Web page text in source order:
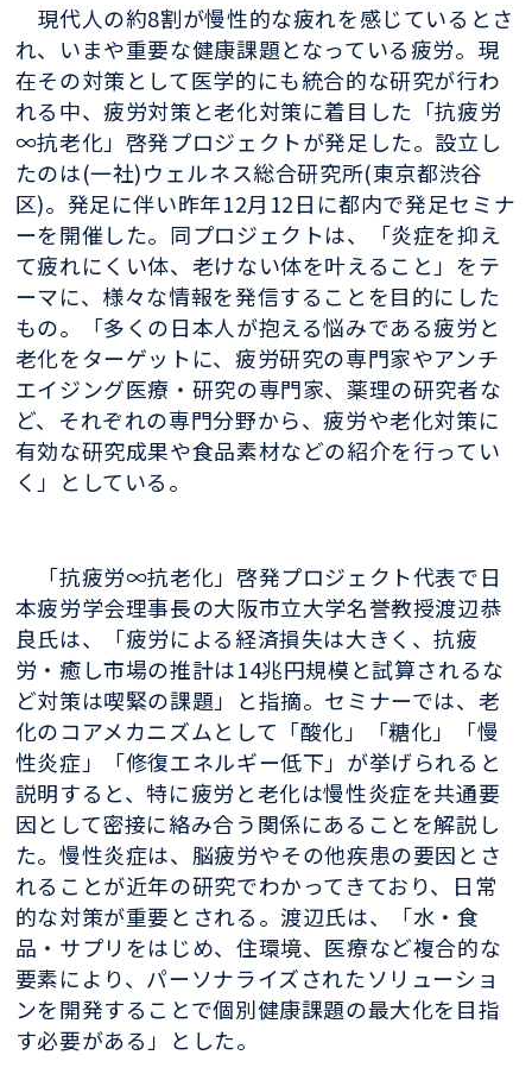
現代人の約8割が慢性的な疲れを感じているとさ
れ、いまや重要な健康課題となっている疲労。現
在その対策として医学的にも統合的な研究が行わ
れる中、疲労対策と老化対策に着目した「抗疲労
∞抗老化」啓発プロジェクトが発足した。設立し
たのは(一社)ウェルネス総合研究所(東京都渋谷
区)。発足に伴い昨年12月12日に都内で発足セミナ
ーを開催した。同プロジェクトは、「炎症を抑え
て疲れにくい体、老けない体を叶えること」をテ
ーマに、様々な情報を発信することを目的にした
もの。「多くの日本人が抱える悩みである疲労と
老化をターゲットに、疲労研究の専門家やアンチ
エイジング医療・研究の専門家、薬理の研究者な
ど、それぞれの専門分野から、疲労や老化対策に
有効な研究成果や食品素材などの紹介を行ってい
く」としている。
「抗疲労∞抗老化」啓発プロジェクト代表で日
本疲労学会理事長の大阪市立大学名誉教授渡辺恭
良氏は、「疲労による経済損失は大きく、抗疲
労・癒し市場の推計は14兆円規模と試算されるな
ど対策は喫緊の課題」と指摘。セミナーでは、老
化のコアメカニズムとして「酸化」「糖化」「慢
性炎症」「修復エネルギー低下」が挙げられると
説明すると、特に疲労と老化は慢性炎症を共通要
因として密接に絡み合う関係にあることを解説し
た。慢性炎症は、脳疲労やその他疾患の要因とさ
れることが近年の研究でわかってきており、日常
的な対策が重要とされる。渡辺氏は、「水・食
品・サプリをはじめ、住環境、医療など複合的な
要素により、パーソナライズされたソリューショ
ンを開発することで個別健康課題の最大化を目指
す必要がある」とした。